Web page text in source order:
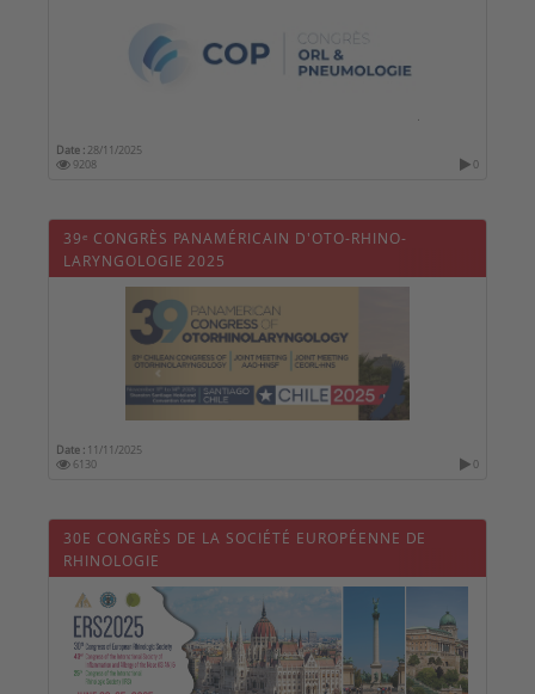
Date : 28/11/2025
9208
0
39ᵉ CONGRÈS PANAMÉRICAIN D'OTO-RHINO-
LARYNGOLOGIE 2025
Date : 11/11/2025
6130
0
30E CONGRÈS DE LA SOCIÉTÉ EUROPÉENNE DE
RHINOLOGIE